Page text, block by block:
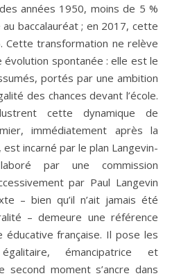
années 1950, moins de 5 %
au baccalauréat ; en 2017, cette
transformation ne relève
évolution spontanée : elle est le
portés par une ambition
des chances devant l’école.
cette dynamique de
immédiatement après la
incarné par le plan Langevin-
par une commission
par Paul Langevin
– bien qu’il n’ait jamais été
– demeure une référence
éducative française. Il pose les
émancipatrice et
second moment s’ancre dans